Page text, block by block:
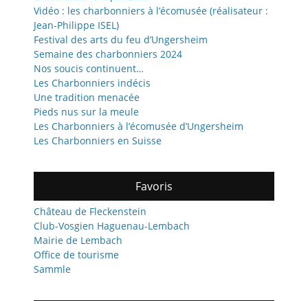
Vidéo : les charbonniers à l’écomusée (réalisateur :
Jean-Philippe ISEL)
Festival des arts du feu d’Ungersheim
Semaine des charbonniers 2024
Nos soucis continuent…
Les Charbonniers indécis
Une tradition menacée
Pieds nus sur la meule
Les Charbonniers à l’écomusée d’Ungersheim
Les Charbonniers en Suisse
Favoris
Château de Fleckenstein
Club-Vosgien Haguenau-Lembach
Mairie de Lembach
Office de tourisme
Sammle